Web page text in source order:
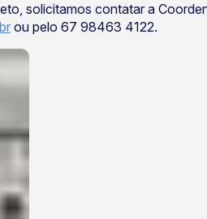
solicitamos contatar a
ou pelo 67 98463 4122.